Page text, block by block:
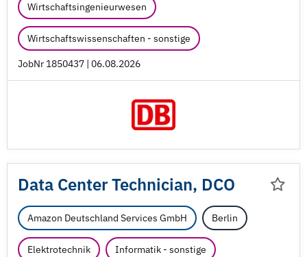
Wirtschaftsingenieurwesen
Wirtschaftswissenschaften - sonstige
JobNr 1850437 | 06.08.2026
Data Center Technician, DCO
Amazon Deutschland Services GmbH Berlin
Elektrotechnik Informatik - sonstige